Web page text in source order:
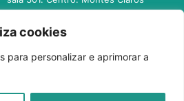
cookies
para personalizar e aprimorar a
mg.org.br
101. Uberlândia - MG. CEP